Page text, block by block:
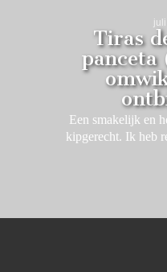
Tiras
panceta
Een smakelijk en
kipgerecht. Ik heb